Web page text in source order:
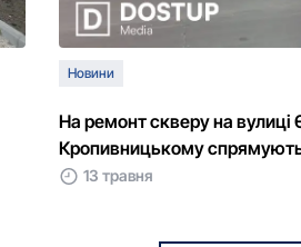
Новини
На ремонт скверу на
Кропивницькому
13 травня